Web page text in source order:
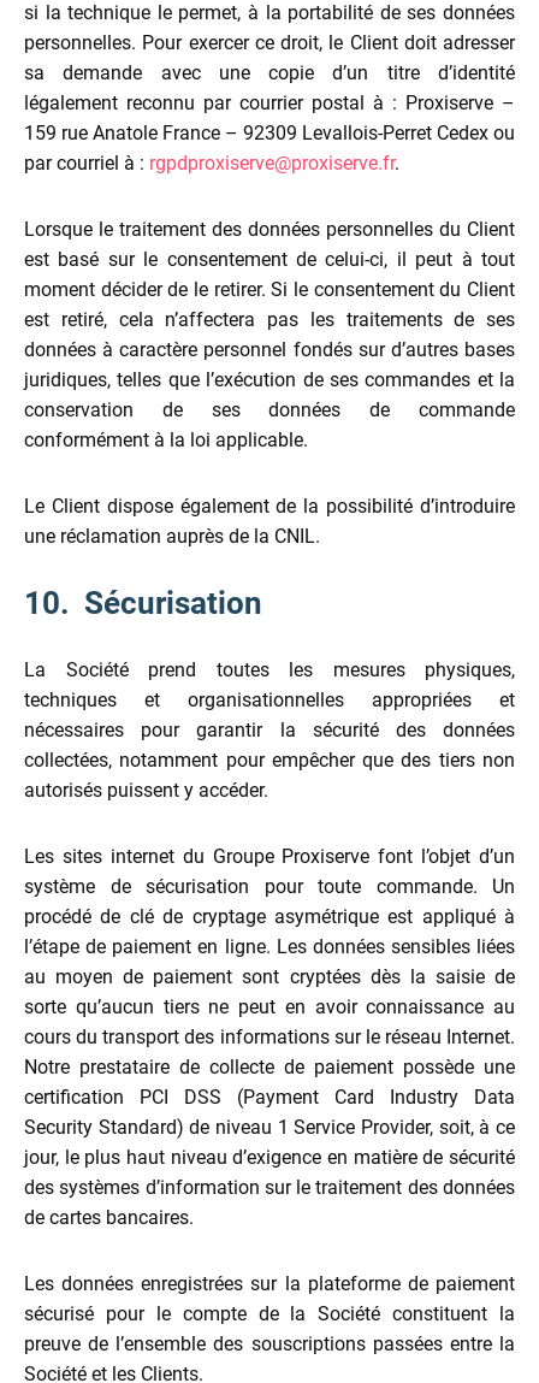
si la technique le permet, à la portabilité de ses données
personnelles. Pour exercer ce droit, le Client doit adresser
sa demande avec une copie d’un titre d’identité
légalement reconnu par courrier postal à : Proxiserve –
159 rue Anatole France – 92309 Levallois-Perret Cedex ou
par courriel à : rgpdproxiserve@proxiserve.fr.
Lorsque le traitement des données personnelles du Client
est basé sur le consentement de celui-ci, il peut à tout
moment décider de le retirer. Si le consentement du Client
est retiré, cela n’affectera pas les traitements de ses
données à caractère personnel fondés sur d’autres bases
juridiques, telles que l’exécution de ses commandes et la
conservation de ses données de commande
conformément à la loi applicable.
Le Client dispose également de la possibilité d’introduire
une réclamation auprès de la CNIL.
10. Sécurisation
La Société prend toutes les mesures physiques,
techniques et organisationnelles appropriées et
nécessaires pour garantir la sécurité des données
collectées, notamment pour empêcher que des tiers non
autorisés puissent y accéder.
Les sites internet du Groupe Proxiserve font l’objet d’un
système de sécurisation pour toute commande. Un
procédé de clé de cryptage asymétrique est appliqué à
l’étape de paiement en ligne. Les données sensibles liées
au moyen de paiement sont cryptées dès la saisie de
sorte qu’aucun tiers ne peut en avoir connaissance au
cours du transport des informations sur le réseau Internet.
Notre prestataire de collecte de paiement possède une
certification PCI DSS (Payment Card Industry Data
Security Standard) de niveau 1 Service Provider, soit, à ce
jour, le plus haut niveau d’exigence en matière de sécurité
des systèmes d’information sur le traitement des données
de cartes bancaires.
Les données enregistrées sur la plateforme de paiement
sécurisé pour le compte de la Société constituent la
preuve de l’ensemble des souscriptions passées entre la
Société et les Clients.